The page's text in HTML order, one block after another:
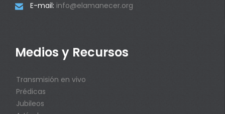
 E-mail: info@elamanecer.org
Medios y Recursos
Transmisión en vivo
Prédicas
Jubileos